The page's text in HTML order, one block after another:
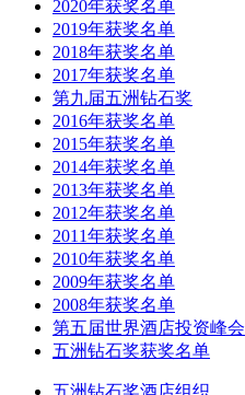
2020年获奖名单
2019年获奖名单
2018年获奖名单
2017年获奖名单
第九届五洲钻石奖
2016年获奖名单
2015年获奖名单
2014年获奖名单
2013年获奖名单
2012年获奖名单
2011年获奖名单
2010年获奖名单
2009年获奖名单
2008年获奖名单
第五届世界酒店投资峰会
五洲钻石奖获奖名单